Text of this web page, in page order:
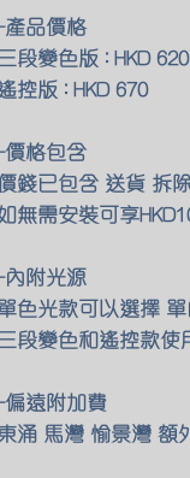
品價格
段變色版 : HKD 620
控版 : HKD 670
格包含
錢已包含 送貨 拆
無需安裝可享
附光源
色光款可以選擇
段變色和遙控款使
遠附加費
涌 馬灣 愉景灣 額